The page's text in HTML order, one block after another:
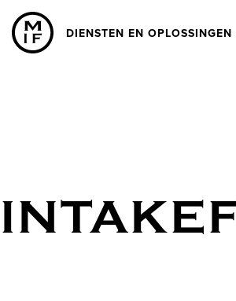
DIENSTEN EN OPLOSSINGEN